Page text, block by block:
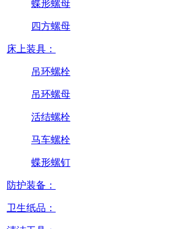
蝶形螺母
四方螺母
床上装具：
吊环螺栓
吊环螺母
活结螺栓
马车螺栓
蝶形螺钉
防护装备：
卫生纸品：